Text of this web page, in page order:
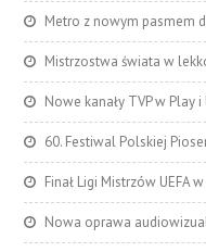
Metro z nowym pasmem
Mistrzostwa świata w
Nowe kanały TVP w Play i
60. Festiwal Polskiej
Finał Ligi Mistrzów UEFA
Nowa oprawa